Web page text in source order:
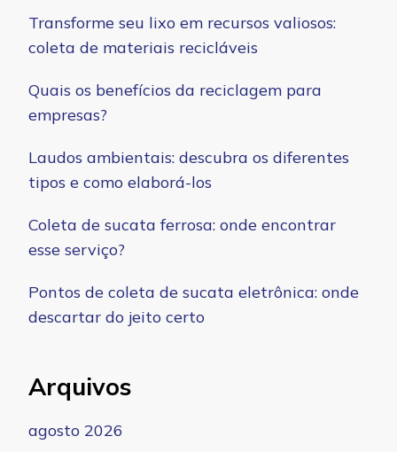
Transforme seu lixo em recursos valiosos:
coleta de materiais recicláveis
Quais os benefícios da reciclagem para
empresas?
Laudos ambientais: descubra os diferentes
tipos e como elaborá-los
Coleta de sucata ferrosa: onde encontrar
esse serviço?
Pontos de coleta de sucata eletrônica: onde
descartar do jeito certo
Arquivos
agosto 2026